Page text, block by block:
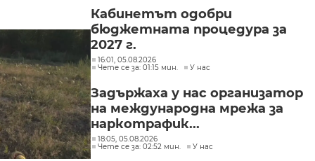
Кабинетът одобри
бюджетната процедура за
2027 г.
16:01, 05.08.2026
Чете се за: 01:15 мин.
У нас
Задържаха у нас организатор
на международна мрежа за
наркотрафик...
18:05, 05.08.2026
Чете се за: 02:52 мин.
У нас